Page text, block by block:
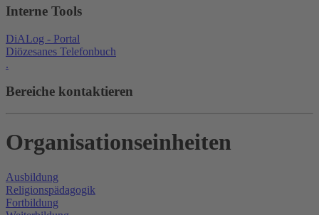
Interne Tools
DiALog - Portal
Diözesanes Telefonbuch
.
Bereiche kontaktieren
Organisationseinheiten
Ausbildung
Religionspädagogik
Fortbildung